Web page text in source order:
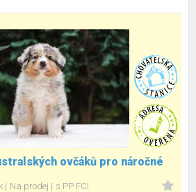
ovčáků pro náročné
Na prodej s PP FCI